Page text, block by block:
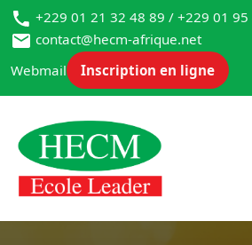
+229 01 21 32 48 89 / +229 01 95
contact@hecm-afrique.net
Webmail
Inscription en ligne